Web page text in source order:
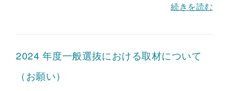
続きを読む
2024 年度一般選抜における取材について
（お願い）